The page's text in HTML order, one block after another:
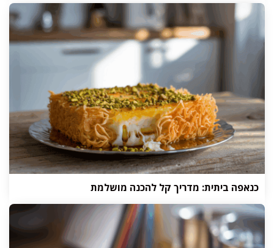
כנאפה ביתית: מדריך קל להכנה מושלמת